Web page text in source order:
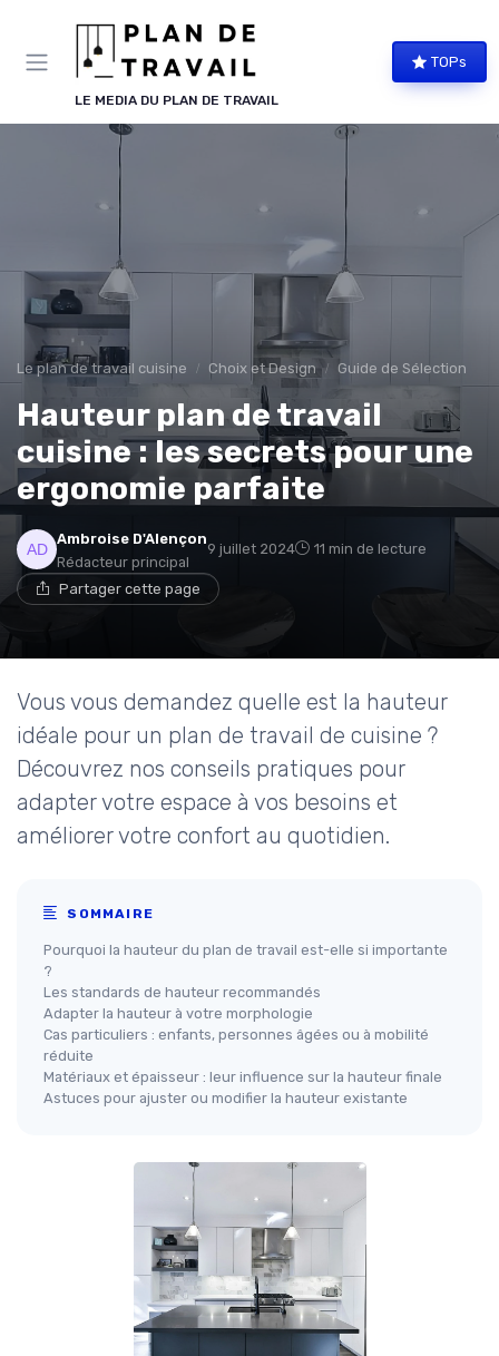
LE MEDIA DU PLAN DE TRAVAIL
TOPs
Le plan de travail cuisine Choix et Design Guide de Sélection
Hauteur plan de travail
cuisine : les secrets pour une
ergonomie parfaite
Ambroise D'Alençon
Rédacteur principal
9 juillet 2024 11 min de lecture
Partager cette page
Vous vous demandez quelle est la hauteur
idéale pour un plan de travail de cuisine ?
Découvrez nos conseils pratiques pour
adapter votre espace à vos besoins et
améliorer votre confort au quotidien.
SOMMAIRE
Pourquoi la hauteur du plan de travail est-elle si importante
?
Les standards de hauteur recommandés
Adapter la hauteur à votre morphologie
Cas particuliers : enfants, personnes âgées ou à mobilité
réduite
Matériaux et épaisseur : leur influence sur la hauteur finale
Astuces pour ajuster ou modifier la hauteur existante